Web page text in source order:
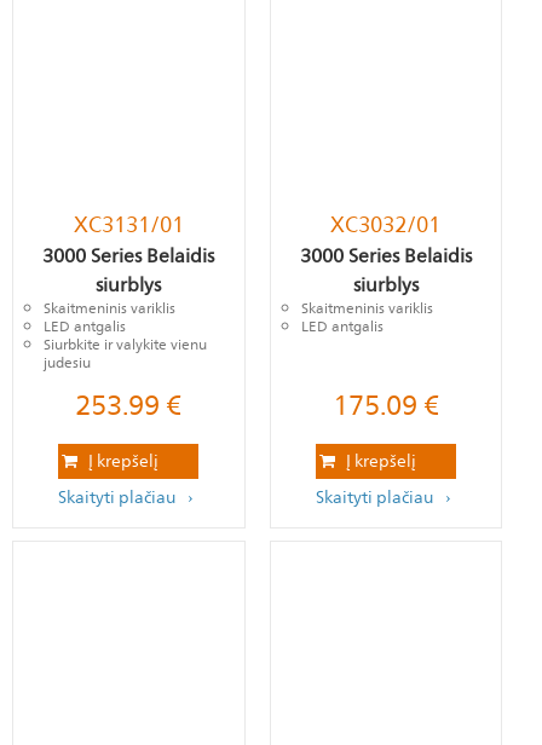
XC3131/01
3000 Series Belaidis
siurblys
Skaitmeninis variklis
LED antgalis
Siurbkite ir valykite vienu
judesiu
253.99€
Į krepšelį
Skaityti plačiau
XC3032/01
3000 Series Belaidis
siurblys
Skaitmeninis variklis
LED antgalis
175.09€
Į krepšelį
Skaityti plačiau